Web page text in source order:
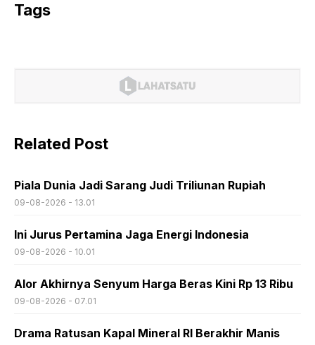
Tags
Related Post
Piala Dunia Jadi Sarang Judi Triliunan Rupiah
09-08-2026 - 13.01
Ini Jurus Pertamina Jaga Energi Indonesia
09-08-2026 - 10.01
Alor Akhirnya Senyum Harga Beras Kini Rp 13 Ribu
09-08-2026 - 07.01
Drama Ratusan Kapal Mineral RI Berakhir Manis